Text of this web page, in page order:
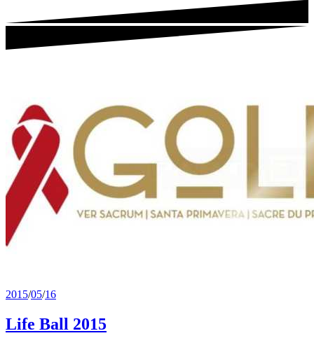
2015/05/16
Life Ball 2015